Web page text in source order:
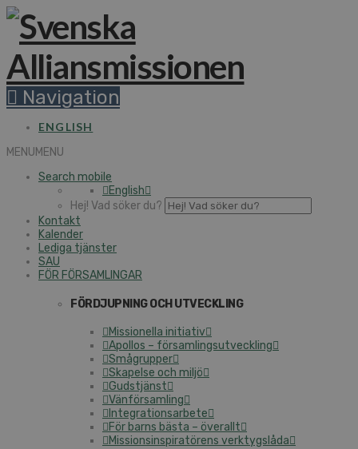
Navigation
ENGLISH
MENUMENU
Search mobile
English
Hej! Vad söker du?
Kontakt
Kalender
Lediga tjänster
SAU
FÖR FÖRSAMLINGAR
FÖRDJUPNING OCH UTVECKLING
Missionella initiativ
Apollos – församlingsutveckling
Smågrupper
Skapelse och miljö
Gudstjänst
Vänförsamling
Integrationsarbete
För barns bästa – överallt
Missionsinspiratörens verktygslåda